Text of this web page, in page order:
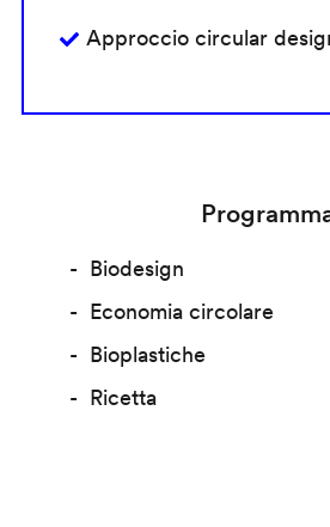
Approccio circular
Biodesign
Economia circolare
Bioplastiche
Ricetta